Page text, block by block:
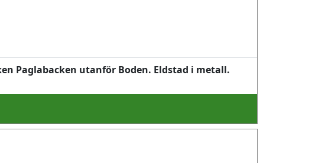
Paglabacken utanför Boden. Eldstad i metall.